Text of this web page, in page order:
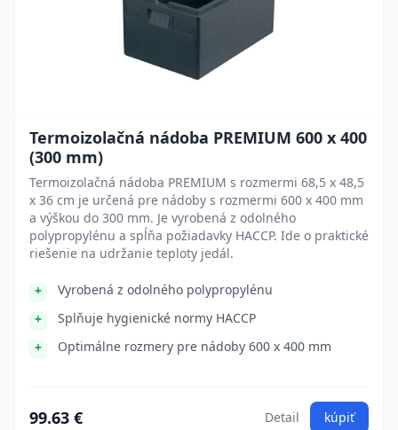
Termoizolačná nádoba PREMIUM 600 x 400
(300 mm)
Termoizolačná nádoba PREMIUM s rozmermi 68,5 x 48,5
x 36 cm je určená pre nádoby s rozmermi 600 x 400 mm
a výškou do 300 mm. Je vyrobená z odolného
polypropylénu a spĺňa požiadavky HACCP. Ide o praktické
riešenie na udržanie teploty jedál.
Vyrobená z odolného polypropylénu
Splňuje hygienické normy HACCP
Optimálne rozmery pre nádoby 600 x 400 mm
99.63 € Detail kúpiť